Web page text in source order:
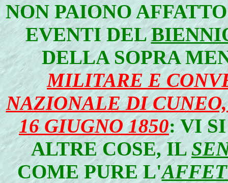
NON PAIONO
EVENTI DEL
DELLA SOPRA
MILITARE E
NAZIONALE DI
16 GIUGNO 1850: VI
ALTRE COSE, IL
COME PURE L'